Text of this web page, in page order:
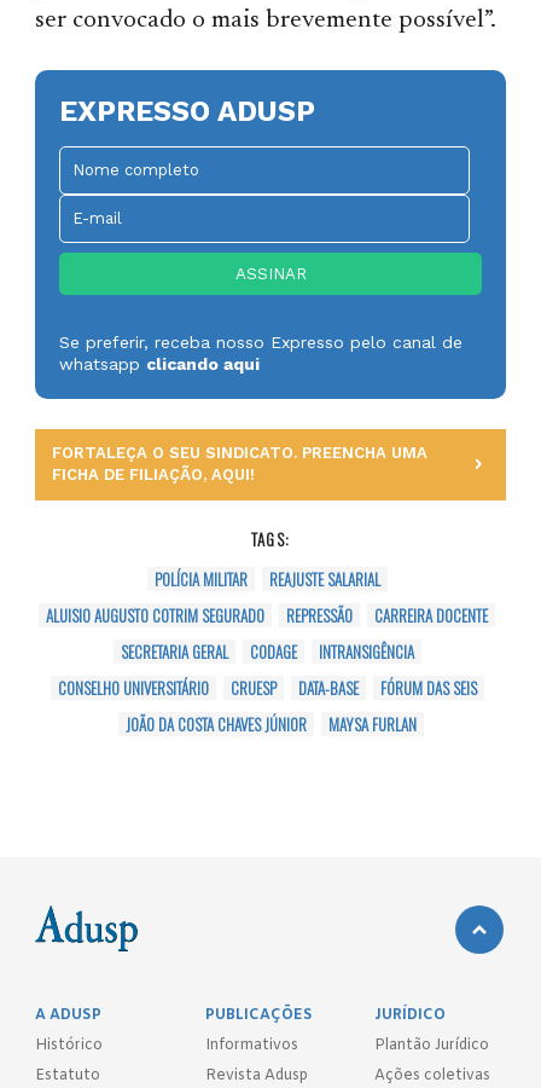
ser convocado o mais brevemente possível”.
EXPRESSO ADUSP
Se preferir, receba nosso Expresso pelo canal de
whatsapp clicando aqui
FORTALEÇA O SEU SINDICATO. PREENCHA UMA
FICHA DE FILIAÇÃO, AQUI!
TAGS:
POLÍCIA MILITAR
REAJUSTE SALARIAL
ALUISIO AUGUSTO COTRIM SEGURADO
REPRESSÃO
CARREIRA DOCENTE
SECRETARIA GERAL
CODAGE
INTRANSIGÊNCIA
CONSELHO UNIVERSITÁRIO
CRUESP DATA-BASE
FÓRUM DAS SEIS
JOÃO DA COSTA CHAVES JÚNIOR
MAYSA FURLAN
A ADUSP
Histórico
Estatuto
PUBLICAÇÕES
Informativos
Revista Adusp
JURÍDICO
Plantão Jurídico
Ações coletivas